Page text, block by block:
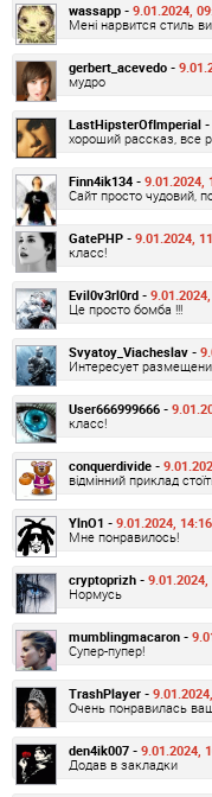
wassapp - 9.01.2024,
Мені нарвится стиль
gerbert_acevedo -
мудро
LastHipsterOfImperial -
хороший рассказ, все
Finn4ik134 - 9.01.2024,
Сайт просто чудовий,
GatePHP - 9.01.2024,
класс!
Evil0v3rl0rd -
Це просто бомба !!!
Svyatoy_Viacheslav -
Интересует
User666999666 -
класс!
conquerdivide -
відмінний приклад
YlnO1 - 9.01.2024, 14:16
Мне понравилось!
cryptoprizh - 9.01.2024,
Нормусь
mumblingmacaron -
Супер-пупер!
TrashPlayer -
Очень понравилась
den4ik007 - 9.01.2024,
Додав в закладки